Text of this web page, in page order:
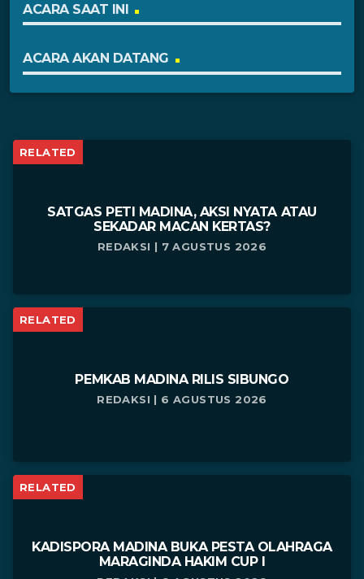
ACARA SAAT INI
ACARA AKAN DATANG
RELATED
SATGAS PETI MADINA, AKSI NYATA ATAU
SEKADAR MACAN KERTAS?
REDAKSI | 7 AGUSTUS 2026
RELATED
PEMKAB MADINA RILIS SIBUNGO
REDAKSI | 6 AGUSTUS 2026
RELATED
KADISPORA MADINA BUKA PESTA OLAHRAGA
MARAGINDA HAKIM CUP I